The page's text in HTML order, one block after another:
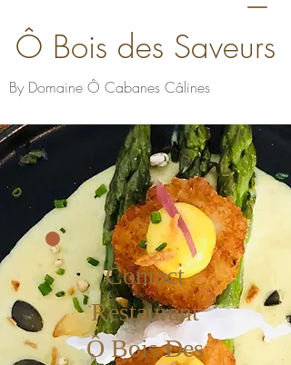
Ô Bois des Saveurs
By Domaine Ô Cabanes Câlines
Contact
Restaurant
Ô Bois Des